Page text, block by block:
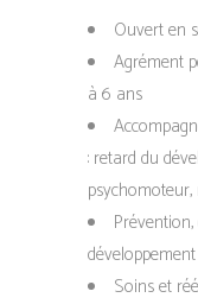
Ouvert en
Agrément
à 6 ans
: retard du
Soins et